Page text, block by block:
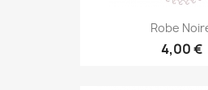
Robe
4,00 €